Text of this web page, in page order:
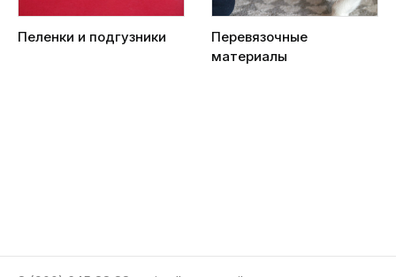
Пеленки и подгузники
Перевязочные
материалы